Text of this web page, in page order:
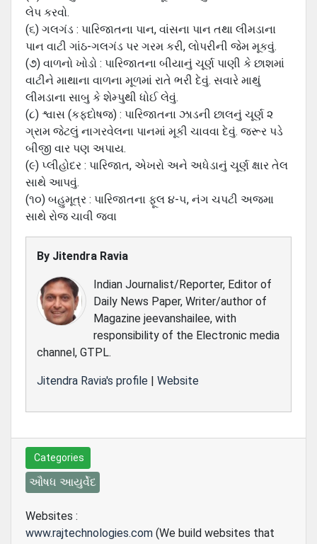
લેપ કરવો.
(૬) ગલગંડ : પારિજાતના પાન, વાંસના પાન તથા લીમડાના
પાન વાટી ગાંઠ-ગલગંડ પર ગરમ કરી, લોપરીની જેમ મૂકવું.
(૭) વાળનો ખોડો : પારિજાતના બીયાનું ચૂર્ણ પાણી કે છાશમાં
વાટીને માથાના વાળના મૂળમાં રાતે ભરી દેવું. સવારે માથું
લીમડાના સાબુ કે શેમ્પુથી ધોઈ લેવું.
(૮) શ્વાસ (કફદોષજ) : પારિજાતના ઝાડની છાલનું ચૂર્ણ ૨
ગ્રામ જેટલું નાગરવેલના પાનમાં મૂકી ચાવવા દેવું. જરૂર પડે
બીજી વાર પણ અપાય.
(૯) પ્‍લીહોદર : પારિજાત, એખરો અને અધેડાનું ચૂર્ણ ક્ષાર તેલ
સાથે આપવું.
(૧૦) બહુમૂત્ર : પારિજાતના ફૂલ ૪-૫, નંગ ચપટી અજમા
સાથે રોજ ચાવી જવા
By Jitendra Ravia
Indian Journalist/Reporter, Editor of
Daily News Paper, Writer/author of
Magazine jeevanshailee, with
responsibility of the Electronic media
channel, GTPL.
Jitendra Ravia's profile | Website
Categories
ઔષધ આયુર્વેદ
Websites :
www.rajtechnologies.com (We build websites that